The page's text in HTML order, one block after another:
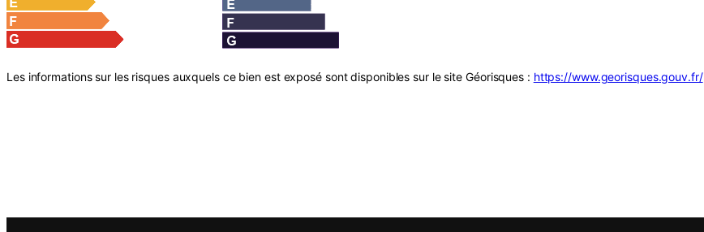
Les informations sur les risques auxquels ce bien est exposé sont disponibles sur le site Géorisques : https://www.georisques.gouv.fr/